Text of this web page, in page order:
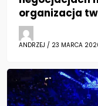
organizacja
ANDRZEJ / 23 MARCA